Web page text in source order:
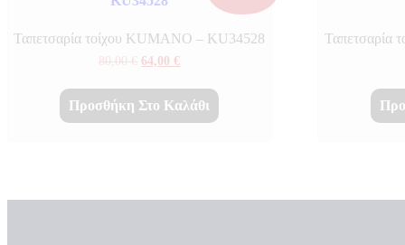
Ταπετσαρία τοίχου KUMANO – KU34528
80,00€ Original
was:
80,00 €.
64,00 €Η
τιμή
είναι:
64,00 €.
Προσθήκη Στο Καλάθι
Ταπετσαρία